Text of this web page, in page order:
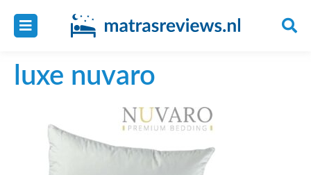
luxe nuvaro